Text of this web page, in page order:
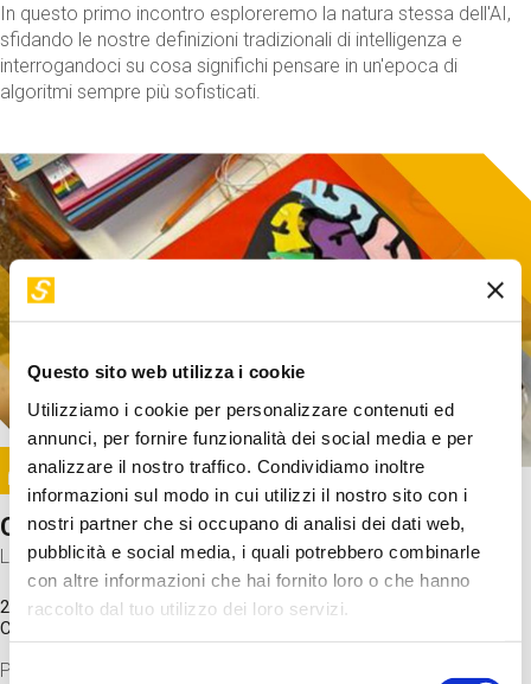
Questo sito web utilizza i cookie
Utilizziamo i cookie per personalizzare contenuti ed
annunci, per fornire funzionalità dei social media e per
analizzare il nostro traffico. Condividiamo inoltre
informazioni sul modo in cui utilizzi il nostro sito con i
nostri partner che si occupano di analisi dei dati web,
pubblicità e social media, i quali potrebbero combinarle
con altre informazioni che hai fornito loro o che hanno
raccolto dal tuo utilizzo dei loro servizi.
Selezione
In questo primo incontro esploreremo la natura stessa dell'AI,
sfidando le nostre definizioni tradizionali di intelligenza e
interrogandoci su cosa significhi pensare in un'epoca di
algoritmi sempre più sofisticati.
Image
SUNDAY@STEP
Come funziona il cervello?
Laboratorio
20 Set 2026 / 11:15 - 13:00
Costo
Proveremo a costruire un cervello in cartoncino cercando di